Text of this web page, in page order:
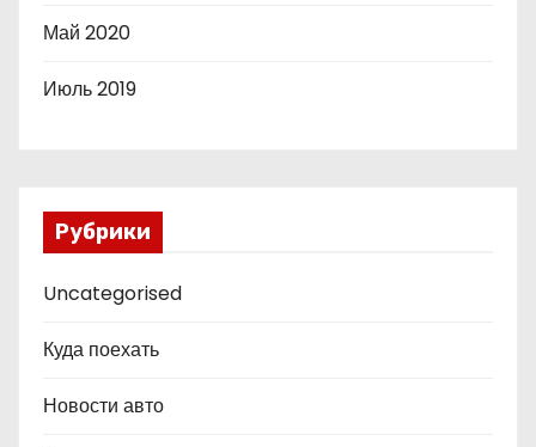
Май 2020
Июль 2019
Рубрики
Uncategorised
Куда поехать
Новости авто